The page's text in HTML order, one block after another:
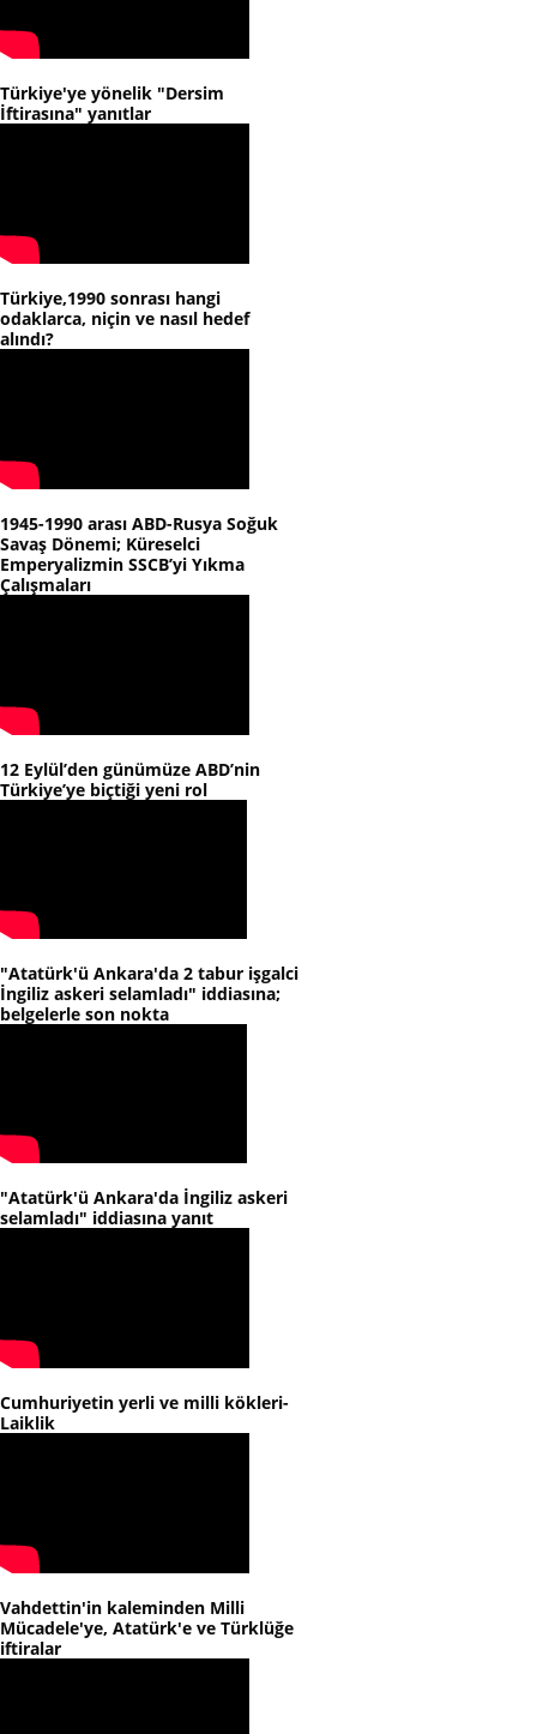
Türkiye'ye yönelik "Dersim
İftirasına" yanıtlar
Türkiye,1990 sonrası hangi
odaklarca, niçin ve nasıl hedef
alındı?
1945-1990 arası ABD-Rusya Soğuk
Savaş Dönemi; Küreselci
Emperyalizmin SSCB’yi Yıkma
Çalışmaları
12 Eylül’den günümüze ABD’nin
Türkiye’ye biçtiği yeni rol
"Atatürk'ü Ankara'da 2 tabur işgalci
İngiliz askeri selamladı" iddiasına;
belgelerle son nokta
"Atatürk'ü Ankara'da İngiliz askeri
selamladı" iddiasına yanıt
Cumhuriyetin yerli ve milli kökleri-
Laiklik
Vahdettin'in kaleminden Milli
Mücadele'ye, Atatürk'e ve Türklüğe
iftiralar